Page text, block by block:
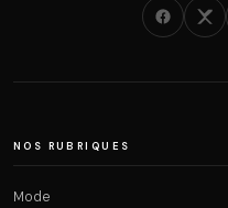
NOS RUBRIQUES
Mode